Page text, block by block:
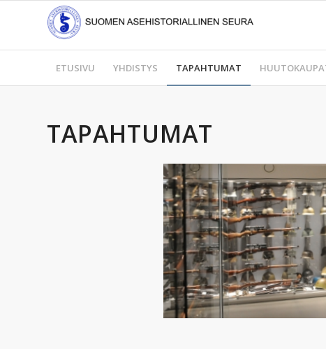
ETUSIVU YHDISTYS TAPAHTUMAT
TAPAHTUMAT